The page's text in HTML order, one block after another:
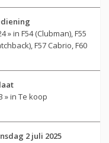
» in F54 (Clubman), F55
F57 Cabrio, F60
» in Te koop
2 juli 2025